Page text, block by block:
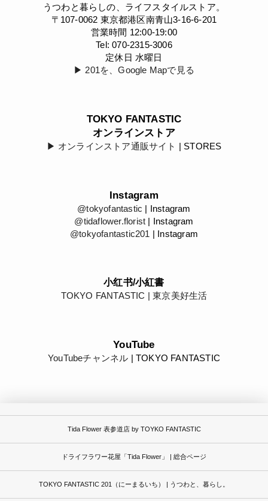
うつわと暮らしの、ライフスタイルストア。
〒107-0062 東京都港区南青山3-16-6-201
営業時間 12:00-19:00
Tel: 070-2315-3006
定休日 水曜日
▶︎ 201を、Google Mapで見る
TOKYO FANTASTIC
オンラインストア
▶︎ オンラインストア通販サイト | STORES
Instagram
@tokyofantastic | Instagram
@tidaflower.florist | Instagram
@tokyofantastic201 | Instagram
小红书/小紅書
TOKYO FANTASTIC | 東京美好生活
YouTube
YouTubeチャンネル | TOKYO FANTASTIC
Tida Flower 表参道店 by TOYKO FANTASTIC
ドライフラワー花屋「Tida Flower」 | 総合ページ
TOKYO FANTASTIC 201（にーまるいち） | うつわと、暮らし。